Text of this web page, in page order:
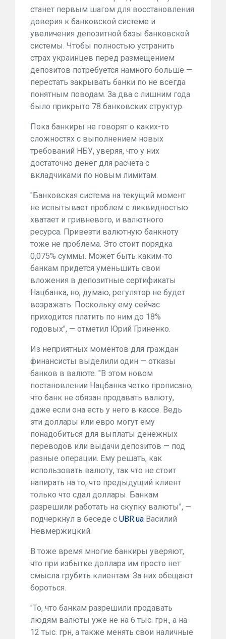
станет первым шагом для восстановления
доверия к банковской системе и
увеличения депозитной базы банковской
системы. Чтобы полностью устранить
страх украинцев перед размещением
депозитов потребуется намного больше —
перестать закрывать банки по не всегда
понятным поводам. За два с лишним года
было прикрыто 78 банковских структур.
Пока банкиры не говорят о каких-то
сложностях с выполнением новых
требований НБУ, уверяя, что у них
достаточно денег для расчета с
вкладчиками по новым лимитам.
"Банковская система на текущий момент
не испытывает проблем с ликвидностью:
хватает и гривневого, и валютного
ресурса. Привезти валютную банкноту
тоже не проблема. Это стоит порядка
0,075% суммы. Может быть каким-то
банкам придется уменьшить свои
вложения в депозитные сертификаты
Нацбанка, но, думаю, регулятор не будет
возражать. Поскольку ему сейчас
приходится платить по ним до 18%
годовых", — отметил Юрий Гриненко.
Из неприятных моментов для граждан
финансисты выделили один — отказы
банков в валюте. "В этом новом
постановлении Нацбанка четко прописано,
что банк не обязан продавать валюту,
даже если она есть у него в кассе. Ведь
эти доллары или евро могут ему
понадобиться для выплаты денежных
переводов или выдачи депозитов — под
разные операции. Ему решать, как
использовать валюту, так что не стоит
напирать на то, что предыдущий клиент
только что сдал доллары. Банкам
разрешили работать на скупку валюты", —
подчеркнул в беседе с UBR.ua Василий
Невмержицкий.
В тоже время многие банкиры уверяют,
что при избытке доллара им просто нет
смысла грубить клиентам. За них обещают
бороться.
"То, что банкам разрешили продавать
людям валюты уже не на 6 тыс. грн., а на
12 тыс. грн, а также менять свои наличные